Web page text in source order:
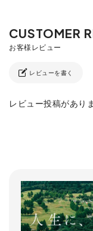
レビューを書く
レビュー投稿があり